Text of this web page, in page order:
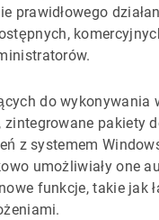
prawidłowego
do
pakiety
z systemem
umożliwiały one
funkcje, takie jak